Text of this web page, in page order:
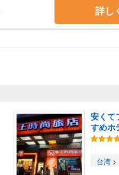
詳し
安くて
すめホ
台湾 >